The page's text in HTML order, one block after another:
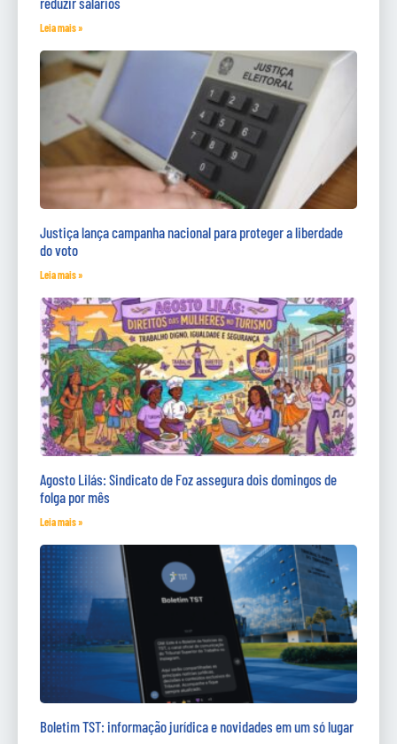
Leia mais »
Justiça lança campanha nacional para proteger a liberdade
do voto
Leia mais »
Agosto Lilás: Sindicato de Foz assegura dois domingos de
folga por mês
Leia mais »
Boletim TST: informação jurídica e novidades em um só lugar